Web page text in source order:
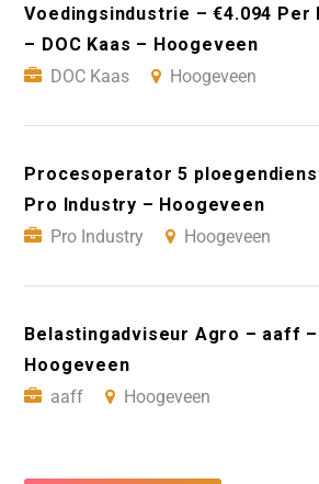
Voedingsindustrie – €4.094 Per
– DOC Kaas – Hoogeveen
DOC Kaas
Hoogeveen
Procesoperator 5
Pro Industry – Hoogeveen
Pro Industry
Hoogeveen
Belastingadviseur Agro – aaff –
Hoogeveen
aaff
Hoogeveen